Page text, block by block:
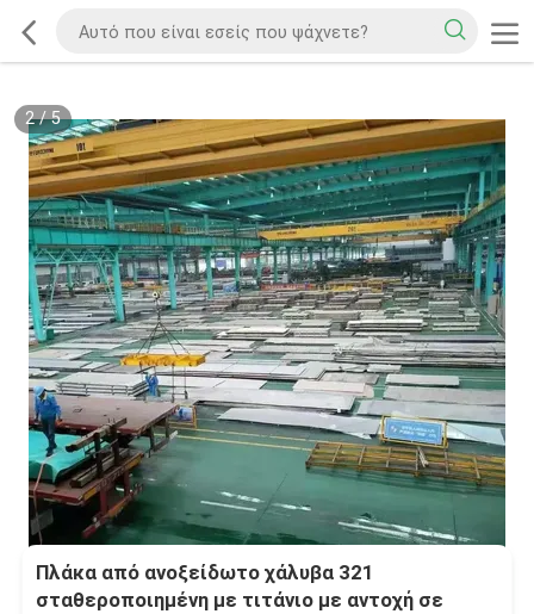
2/5
Πλάκα από ανοξείδωτο χάλυβα 321
σταθεροποιημένη με τιτάνιο με αντοχή σε